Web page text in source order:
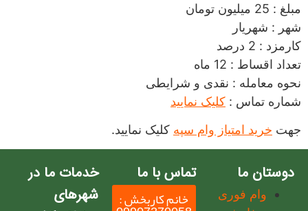
مبلغ : 25 میلیون تومان
شهر : شهریار
کارمزد : 2 درصد
تعداد اقساط : 12 ماه
نحوه معامله : نقدی و شرایطی
شماره تماس : کلیک نمایید
جهت خرید امتیاز وام سپه کلیک نمایید.
دوستان ما
وام فوری
تماس با ما
خانم کاربخش :
خدمات ما در
شهرهای